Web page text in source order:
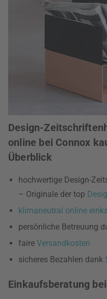
Design-
online bei Connox
Überblick
hochwertige Design-
– Originale der top
klimaneutral online
persönliche Betreuung
faire Versandkosten
sicheres Bezahlen dank
Einkaufsberatung